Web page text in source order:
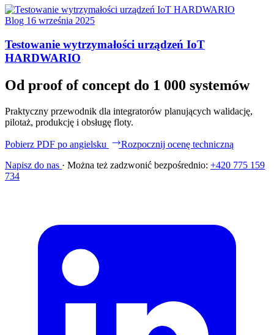
Blog 16 września 2025
Testowanie wytrzymałości urządzeń IoT
HARDWARIO
Od proof of concept do 1 000 systemów
Praktyczny przewodnik dla integratorów planujących walidację,
pilotaż, produkcję i obsługę floty.
Pobierz PDF po angielsku
Rozpocznij ocenę techniczną
Napisz do nas · Można też zadzwonić bezpośrednio: +420 775 159
734